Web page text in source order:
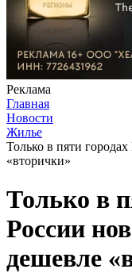
Реклама
Главная
Новости
Жилье
Только в пяти
«вторички»
Только в
России
дешевле